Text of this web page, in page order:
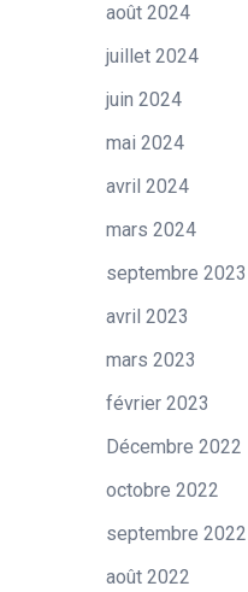
août 2024
juillet 2024
juin 2024
mai 2024
avril 2024
mars 2024
septembre 2023
avril 2023
mars 2023
février 2023
Décembre 2022
octobre 2022
septembre 2022
août 2022